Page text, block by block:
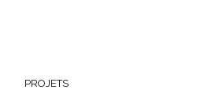
PROJETS